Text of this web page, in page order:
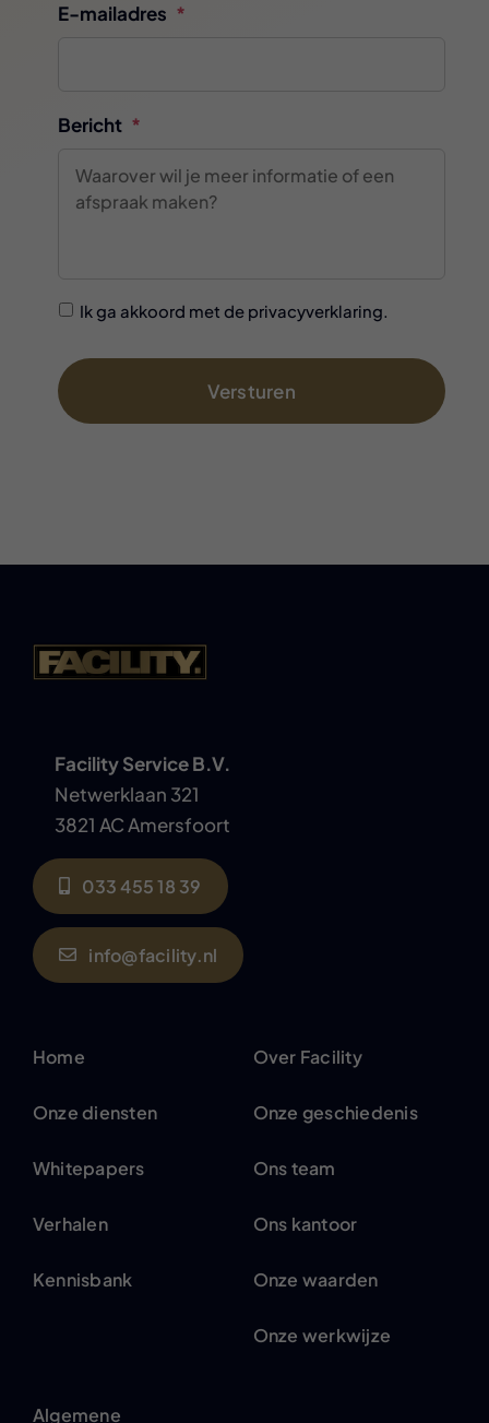
E-mailadres *
Bericht *
GDPR
On *
Ik ga akkoord met de privacyverklaring.
Facility Service B.V.
Netwerklaan 321
3821 AC Amersfoort
033 455 18 39
info@facility.nl
Home
Onze diensten
Whitepapers
Verhalen
Kennisbank
Over Facility
Onze geschiedenis
Ons team
Ons kantoor
Onze waarden
Onze werkwijze
Algemene